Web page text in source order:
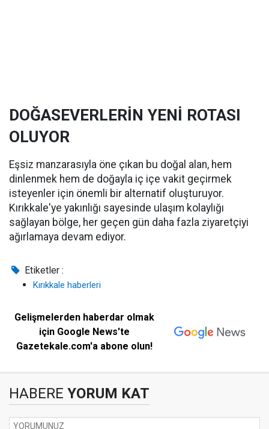
DOĞASEVERLERİN YENİ ROTASI
OLUYOR
Eşsiz manzarasıyla öne çıkan bu doğal alan, hem
dinlenmek hem de doğayla iç içe vakit geçirmek
isteyenler için önemli bir alternatif oluşturuyor.
Kırıkkale'ye yakınlığı sayesinde ulaşım kolaylığı
sağlayan bölge, her geçen gün daha fazla ziyaretçiyi
ağırlamaya devam ediyor.
Etiketler :
Kırıkkale haberleri
Gelişmelerden haberdar olmak
için Google News'te
Gazetekale.com'a abone olun!
HABERE YORUM KAT